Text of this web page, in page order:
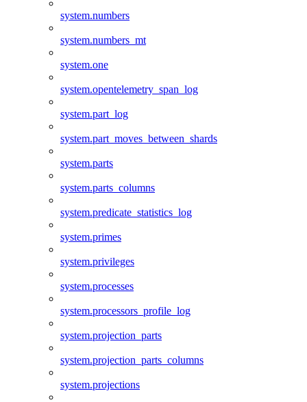
system.numbers
system.numbers_mt
system.one
system.opentelemetry_span_log
system.part_log
system.part_moves_between_shards
system.parts
system.parts_columns
system.predicate_statistics_log
system.primes
system.privileges
system.processes
system.processors_profile_log
system.projection_parts
system.projection_parts_columns
system.projections